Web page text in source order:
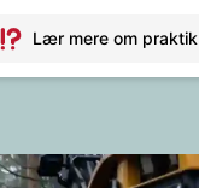
Lær mere om praktik